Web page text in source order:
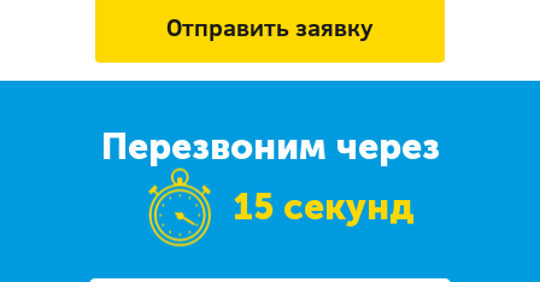
Отправить заявку
Перезвоним через
15 секунд